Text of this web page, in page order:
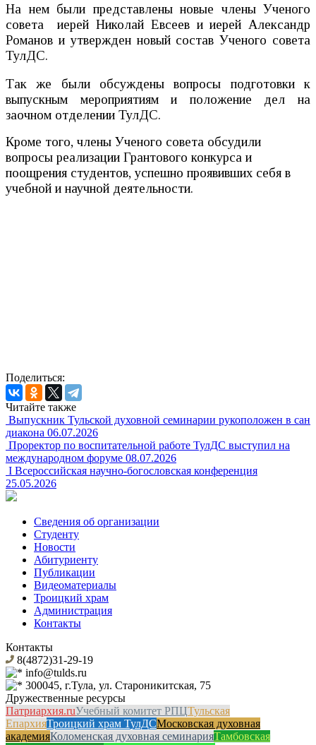
На нем были представлены новые члены Ученого
совета иерей Николай Евсеев и иерей Александр
Романов и утвержден новый состав Ученого совета
ТулДС.
Так же были обсуждены вопросы подготовки к
выпускным мероприятиям и положение дел на
заочном отделении ТулДС.
Кроме того, члены Ученого совета обсудили
вопросы реализации Грантового конкурса и
поощрения студентов, успешно проявивших себя в
учебной и научной деятельности.
Поделиться:
Читайте также
Выпускник Тульской духовной семинарии рукоположен в сан
диакона 06.07.2026
Проректор по воспитательной работе ТулДС выступил на
международном форуме 08.07.2026
I Всероссийская научно-богословская конференция
25.05.2026
Сведения об организации
Студенту
Новости
Абитуриенту
Публикации
Видеоматериалы
Троицкий храм
Администрация
Контакты
Контакты
8(4872)31-29-19
info@tulds.ru
300045, г.Тула, ул. Староникитская, 75
Дружественные ресурсы
Патриархия.ruУчебный комитет РПЦТульская
ЕпархияТроицкий храм ТулДСМосковская духовная
академияКоломенская духовная семинарияТамбовская